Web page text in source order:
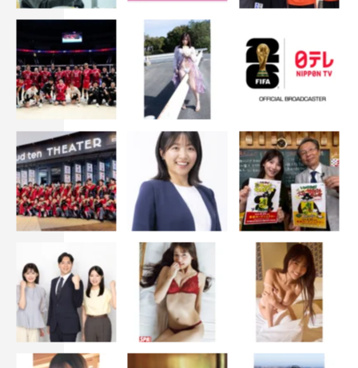
少年忍者©テレビ朝日
イベント情報
「マイナビ サマステライブ2023 俺たちがミライだ!!」
開催期間：2023年7月 19日（水）～8月
日（日）※休演
日有り
場所：東京・EXシアター六本木
【出演】